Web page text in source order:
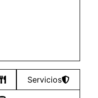
Servicios